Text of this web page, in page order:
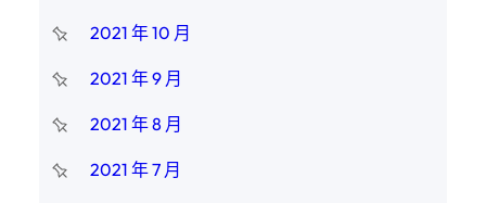
2021 年 10 月
2021 年 9 月
2021 年 8 月
2021 年 7 月